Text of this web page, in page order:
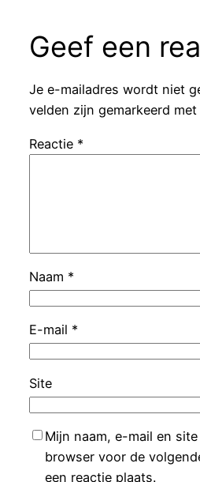
Geef een
Je e-mailadres wordt niet
velden zijn gemarkeerd met
Reactie *
Naam *
E-mail *
Site
Mijn naam, e-mail en
browser voor de
een reactie plaats.